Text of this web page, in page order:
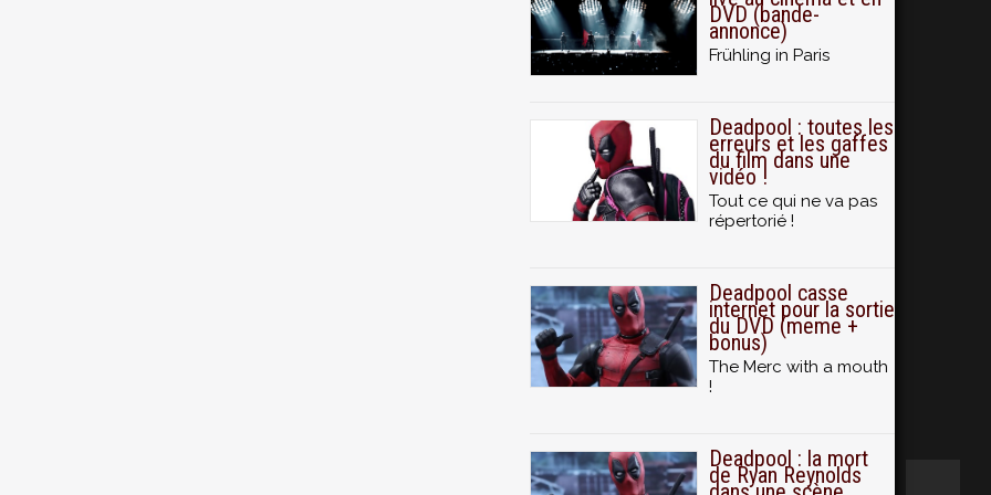
DVD (bande-
annonce)
Frühling in Paris
Deadpool : toutes les
erreurs et les gaffes
du film dans une
vidéo !
Tout ce qui ne va pas
répertorié !
Deadpool casse
internet pour la sortie
du DVD (meme +
bonus)
The Merc with a mouth
!
Deadpool : la mort
de Ryan Reynolds